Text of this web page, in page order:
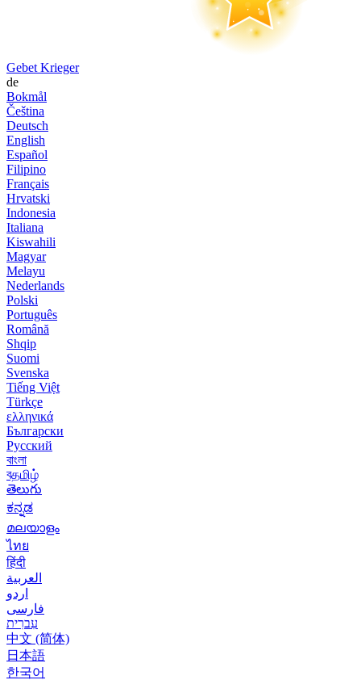
Gebet Krieger
de
Bokmål
Čeština
Deutsch
English
Español
Filipino
Français
Hrvatski
Indonesia
Italiana
Kiswahili
Magyar
Melayu
Nederlands
Polski
Português
Română
Shqip
Suomi
Svenska
Tiếng Việt
Türkçe
ελληνικά
Български
Русский
বাংলা
বதமிழ்
తెలుగు
ಕನ್ನಡ
മലയാളം
ไทย
हिंदी
العربية
اردو
فارسی
עִברִית
中文 (简体)
日本語
한국어